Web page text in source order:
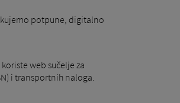
potpune, digitalno
web sučelje za
i transportnih naloga.